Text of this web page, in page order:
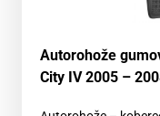
Autorohože
City IV 2005 –